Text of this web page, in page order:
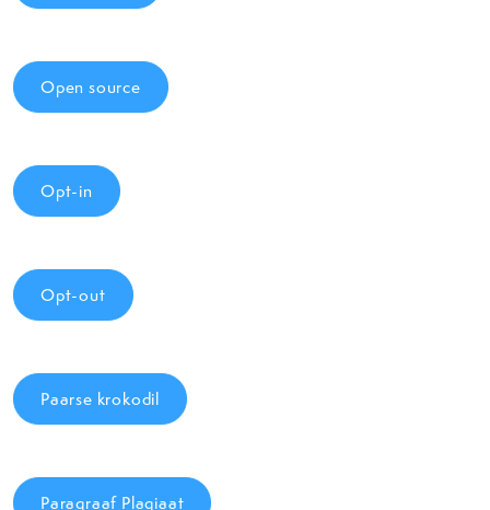
Open source
Opt-in
Opt-out
Paarse krokodil
Paragraaf Plagiaat